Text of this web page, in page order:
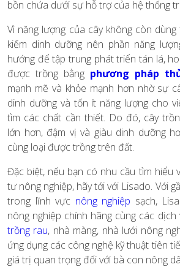
bồn chứa dưới sự hỗ trợ của hệ thống
Vì năng lượng của cây không còn
kiếm dinh dưỡng nên phần năng
hướng để tập trung phát triển tán lá,
được trồng bằng phương pháp
mạnh mẽ và khỏe mạnh hơn nhờ sự
dinh dưỡng và tốn ít năng lượng cho
tìm các chất cần thiết. Do đó, cây
lớn hơn, đậm vị và giàu dinh dưỡng
cùng loại được trồng trên đất.
Đặc biệt, nếu bạn có nhu cầu tìm hiểu
tư nông nghiệp, hãy tới với Lisado. Với
trong lĩnh vực nông nghiệp sạch,
nông nghiệp chính hãng cùng các dịch
trồng rau, nhà màng, nhà lưới nông
ứng dụng các công nghệ kỹ thuật tiên
giá trị quan trọng đối với bà con nông